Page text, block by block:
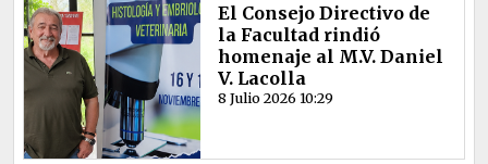
El Consejo Directivo de
la Facultad rindió
homenaje al M.V. Daniel
V. Lacolla
8 Julio 2026 10:29